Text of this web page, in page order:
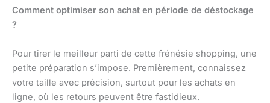
Comment optimiser son achat en période de déstockage
?
Pour tirer le meilleur parti de cette frénésie shopping, une
petite préparation s’impose. Premièrement, connaissez
votre taille avec précision, surtout pour les achats en
ligne, où les retours peuvent être fastidieux.